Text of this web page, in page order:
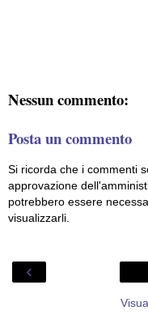
Nessun commento:
Posta un commento
Si ricorda che i commenti
approvazione
potrebbero essere
visualizzarli.
‹